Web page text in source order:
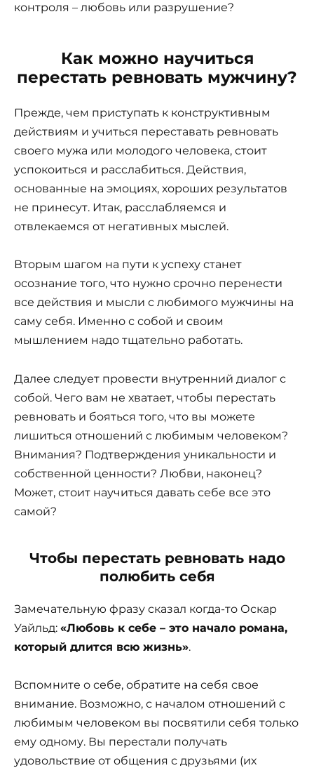
контроля – любовь или разрушение?
Как можно научиться
перестать ревновать мужчину?
Прежде, чем приступать к конструктивным
действиям и учиться переставать ревновать
своего мужа или молодого человека, стоит
успокоиться и расслабиться. Действия,
основанные на эмоциях, хороших результатов
не принесут. Итак, расслабляемся и
отвлекаемся от негативных мыслей.
Вторым шагом на пути к успеху станет
осознание того, что нужно срочно перенести
все действия и мысли с любимого мужчины на
саму себя. Именно с собой и своим
мышлением надо тщательно работать.
Далее следует провести внутренний диалог с
собой. Чего вам не хватает, чтобы перестать
ревновать и бояться того, что вы можете
лишиться отношений с любимым человеком?
Внимания? Подтверждения уникальности и
собственной ценности? Любви, наконец?
Может, стоит научиться давать себе все это
самой?
Чтобы перестать ревновать надо
полюбить себя
Замечательную фразу сказал когда-то Оскар
Уайльд: «Любовь к себе – это начало романа,
который длится всю жизнь».
Вспомните о себе, обратите на себя свое
внимание. Возможно, с началом отношений с
любимым человеком вы посвятили себя только
ему одному. Вы перестали получать
удовольствие от общения с друзьями (их